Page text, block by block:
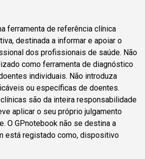
ferramenta de referência clínica
destinada a informar e apoiar o
dos profissionais de saúde. Não
como ferramenta de diagnóstico
individuais. Não introduza
ou específicas de doentes.
são da inteira responsabilidade
aplicar o seu próprio julgamento
O GPnotebook não se destina a
está registado como, dispositivo